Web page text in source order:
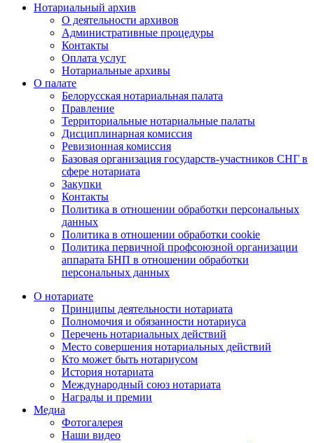
Нотариальный архив
О деятельности архивов
Административные процедуры
Контакты
Оплата услуг
Нотариальные архивы
О палате
Белорусская нотариальная палата
Правление
Территориальные нотариальные палаты
Дисциплинарная комиссия
Ревизионная комиссия
Базовая организация государств-участников СНГ в
сфере нотариата
Закупки
Контакты
Политика в отношении обработки персональных
данных
Политика в отношении обработки cookie
Политика первичной профсоюзной организации
аппарата БНП в отношении обработки
персональных данных
О нотариате
Принципы деятельности нотариата
Полномочия и обязанности нотариуса
Перечень нотариальных действий
Место совершения нотариальных действий
Кто может быть нотариусом
История нотариата
Международный союз нотариата
Награды и премии
Медиа
Фотогалерея
Наши видео